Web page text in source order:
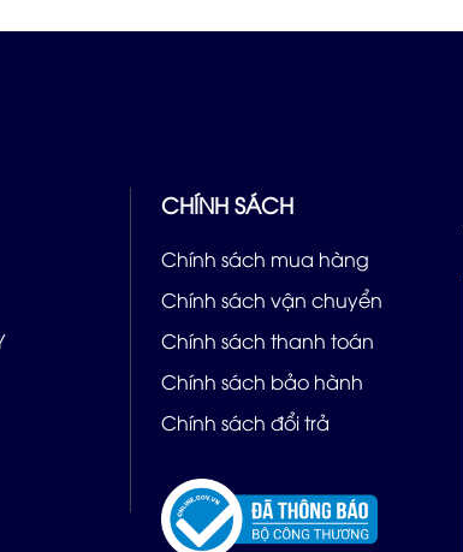
CHÍNH SÁCH
Chính sách mua hàng
Chính sách vận chuyển
Chính sách thanh toán
Chính sách bảo hành
Chính sách đổi trả